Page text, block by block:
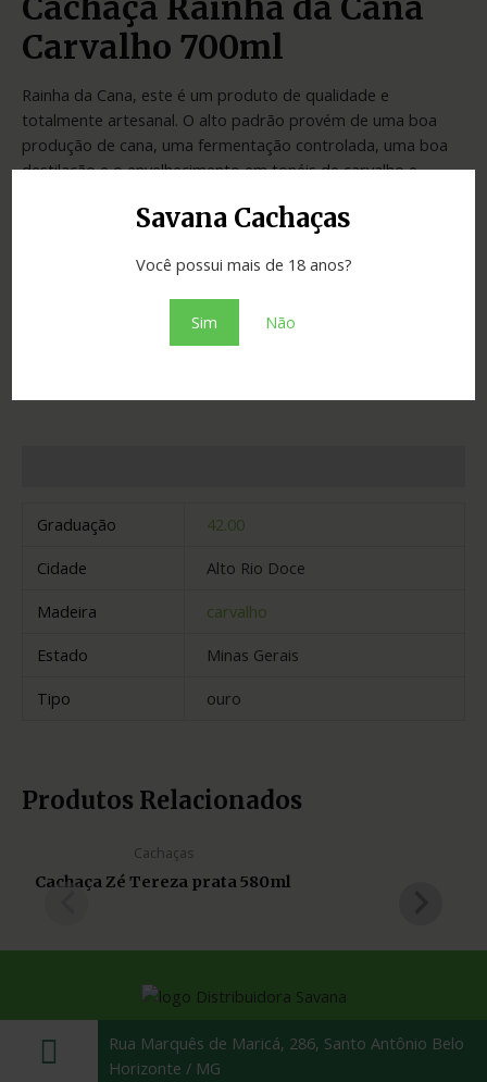
Savana Cachaças
Você possui mais de 18 anos?
Sim Não
Carvalho 700ml
Rainha da Cana, este é um produto de qualidade e
totalmente artesanal. O alto padrão provém de uma boa
produção de cana, uma fermentação controlada, uma boa
destilação e o envelhecimento em tonéis de carvalho e
Categoria:
Graduação
42.00
Cidade
Alto Rio Doce
Madeira
carvalho
Estado
Minas Gerais
Tipo
ouro
Produtos Relacionados
Cachaças
Cachaça Zé Tereza prata 580ml
Rua Marquês de Maricá, 286, Santo Antônio Belo
Horizonte / MG